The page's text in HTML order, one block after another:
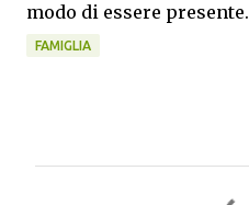
modo di essere presente.
FAMIGLIA